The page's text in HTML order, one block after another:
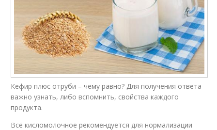
Кефир плюс отруби – чему равно? Для получения ответа
важно узнать, либо вспомнить, свойства каждого
продукта.
Всё кисломолочное рекомендуется для нормализации